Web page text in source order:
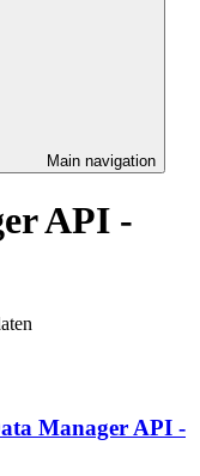
Main navigation
API -
Manager API -